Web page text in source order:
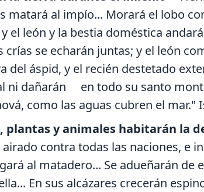
matará al impío... Morará el lobo
el león y la bestia doméstica
crías se echarán juntas; y el león
del áspid, y el recién destetado
ni dañarán en todo su santo
como las aguas cubren el mar."
plantas y animales habitarán la
airado contra todas las naciones, e
al matadero... Se adueñarán de
En sus alcázares crecerán